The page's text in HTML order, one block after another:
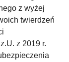
z wyżej
twierdzeń
z 2019 r.